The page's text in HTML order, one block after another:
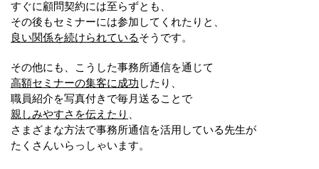
すぐに顧問契約には至らずとも、
その後もセミナーには参加してくれたりと、
良い関係を続けられているそうです。
その他にも、こうした事務所通信を通じて
高額セミナーの集客に成功 したり、
職員紹介を写真付きで毎月送ることで
親しみやすさを伝えたり
さまざまな方法で事務所通信を活用している先生が
たくさんいらっしゃいます。